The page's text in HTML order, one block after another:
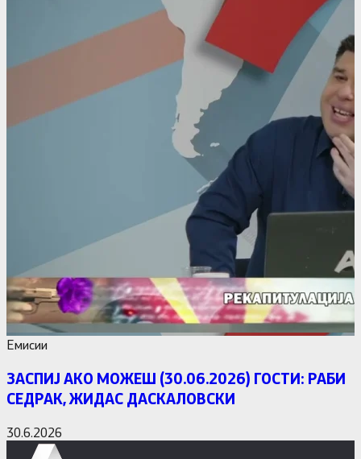
Емисии
ЗАСПИЈ АКО МОЖЕШ (30.06.2026) ГОСТИ: РАБИ
СЕДРАК, ЖИДАС ДАСКАЛОВСКИ
30.6.2026